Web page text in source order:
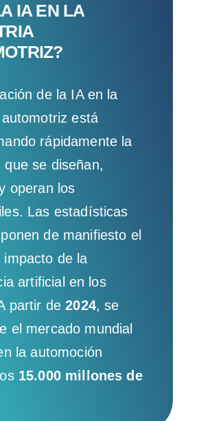
RFP
IA EN LA
de la IA en la
está
rápidamente la
que se diseñan,
operan los
Las estadísticas
de manifiesto el
impacto de la
artificial en los
partir de2024, se
el mercado mundial
la automoción
15.000 millones de